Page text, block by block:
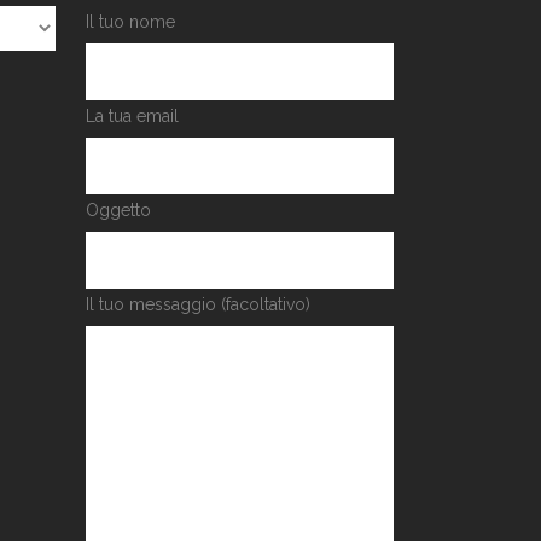
Il tuo nome
La tua email
Oggetto
Il tuo messaggio (facoltativo)